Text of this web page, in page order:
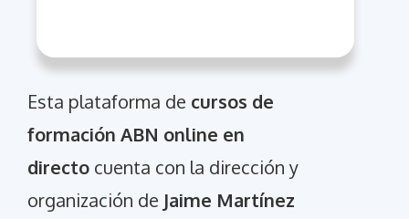
Esta plataforma de cursos de
formación ABN online en
directo cuenta con la dirección y
organización de Jaime Martínez